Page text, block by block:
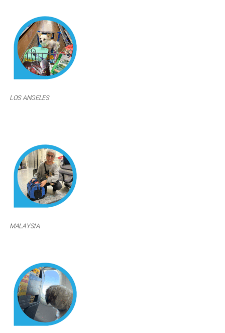
LOS ANGELES
MALAYSIA